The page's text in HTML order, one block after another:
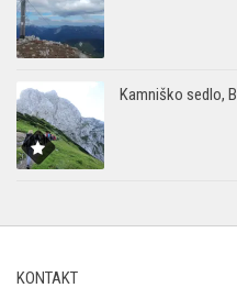
Kamniško sedlo,
KONTAKT